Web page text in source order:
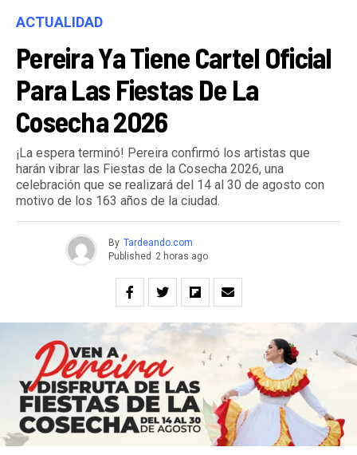
ACTUALIDAD
Pereira Ya Tiene Cartel Oficial
Para Las Fiestas De La
Cosecha 2026
¡La espera terminó! Pereira confirmó los artistas que
harán vibrar las Fiestas de la Cosecha 2026, una
celebración que se realizará del 14 al 30 de agosto con
motivo de los 163 años de la ciudad.
By Tardeando.com
Published 2 horas ago